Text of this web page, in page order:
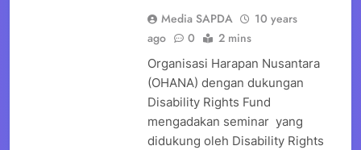
Media SAPDA
10 years
ago
0 2 mins
Organisasi Harapan Nusantara
(OHANA) dengan dukungan
Disability Rights Fund
mengadakan seminar yang
didukung oleh Disability Rights